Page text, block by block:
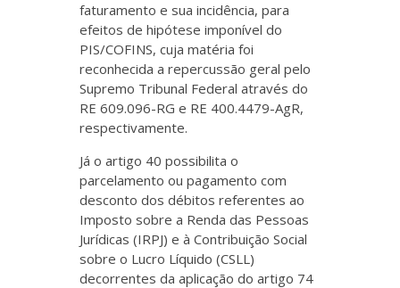
faturamento e sua incidência, para
efeitos de hipótese imponível do
PIS/COFINS, cuja matéria foi
reconhecida a repercussão geral pelo
Supremo Tribunal Federal através do
RE 609.096-RG e RE 400.4479-AgR,
respectivamente.
Já o artigo 40 possibilita o
parcelamento ou pagamento com
desconto dos débitos referentes ao
Imposto sobre a Renda das Pessoas
Jurídicas (IRPJ) e à Contribuição Social
sobre o Lucro Líquido (CSLL)
decorrentes da aplicação do artigo 74